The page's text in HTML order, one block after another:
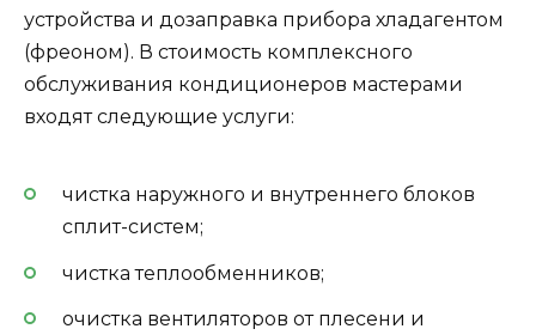
устройства и дозаправка прибора хладагентом
(фреоном). В стоимость комплексного
обслуживания кондиционеров мастерами
входят следующие услуги:
чистка наружного и внутреннего блоков
сплит-систем;
чистка теплообменников;
очистка вентиляторов от плесени и